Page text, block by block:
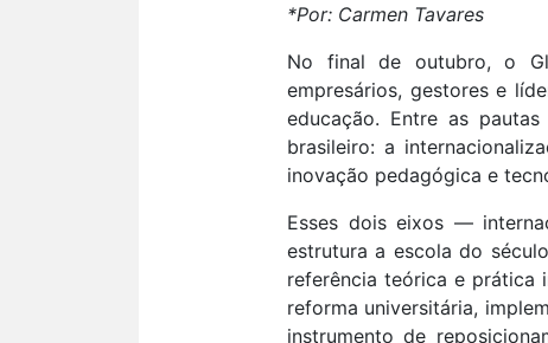
*Por: Carmen Tavares
No final de outubro, o
empresários, gestores e
educação. Entre as
brasileiro: a
inovação pedagógica e
Esses dois eixos —
estrutura a escola do
referência teórica e prática
reforma universitária,
instrumento de